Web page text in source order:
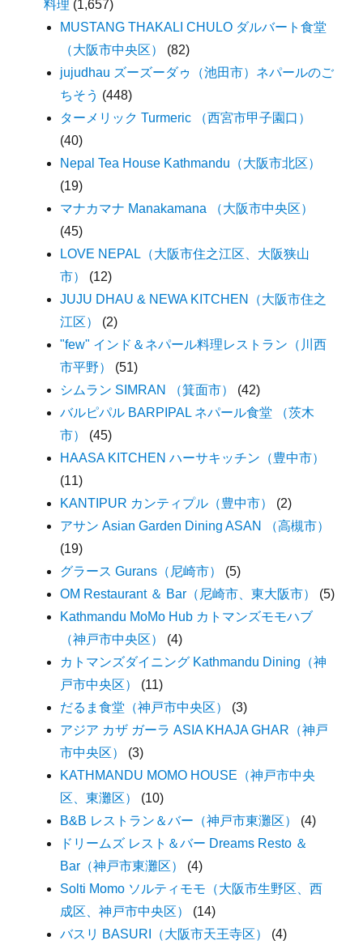
料理 (1,657)
MUSTANG THAKALI CHULO ダルバート食堂
（大阪市中央区）
(82)
jujudhau ズーズーダゥ（池田市）ネパールのご
ちそう (448)
ターメリック Turmeric （西宮市甲子園口）
(40)
Nepal Tea House Kathmandu（大阪市北区）
(19)
マナカマナ Manakamana （大阪市中央区）
(45)
LOVE NEPAL（大阪市住之江区、大阪狭山
市）
(12)
JUJU DHAU & NEWA KITCHEN（大阪市住之
江区）
(2)
"few" インド＆ネパール料理レストラン（川西
市平野）
(51)
シムラン SIMRAN （箕面市）
(42)
バルピパル BARPIPAL ネパール食堂 （茨木
市）
(45)
HAASA KITCHEN ハーサキッチン（豊中市）
(11)
KANTIPUR カンティプル（豊中市）
(2)
アサン Asian Garden Dining ASAN （高槻市）
(19)
グラース Gurans（尼崎市）
(5)
OM Restaurant ＆ Bar（尼崎市、東大阪市）
(5)
Kathmandu MoMo Hub カトマンズモモハブ
（神戸市中央区）
(4)
カトマンズダイニング Kathmandu Dining（神
戸市中央区）
(11)
だるま食堂（神戸市中央区）
(3)
アジア カザ ガーラ ASIA KHAJA GHAR（神戸
市中央区）
(3)
KATHMANDU MOMO HOUSE（神戸市中央
区、東灘区）
(10)
B&B レストラン＆バー（神戸市東灘区）
(4)
ドリームズ レスト＆バー Dreams Resto ＆
Bar（神戸市東灘区）
(4)
Solti Momo ソルティモモ（大阪市生野区、西
成区、神戸市中央区）
(14)
バスリ BASURI（大阪市天王寺区）
(4)